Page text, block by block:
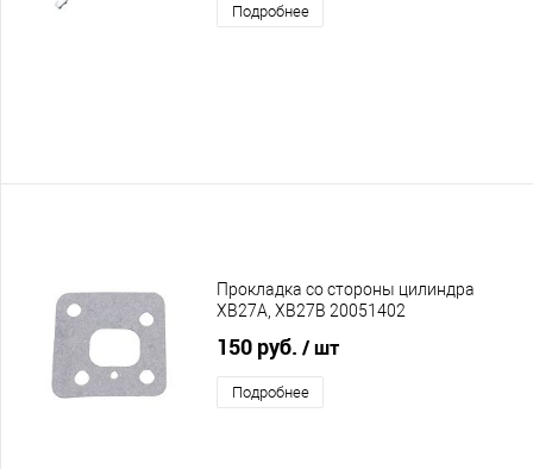
Подробнее
Прокладка со стороны цилиндра
XB27A, XB27B 20051402
150 руб. / шт
Подробнее